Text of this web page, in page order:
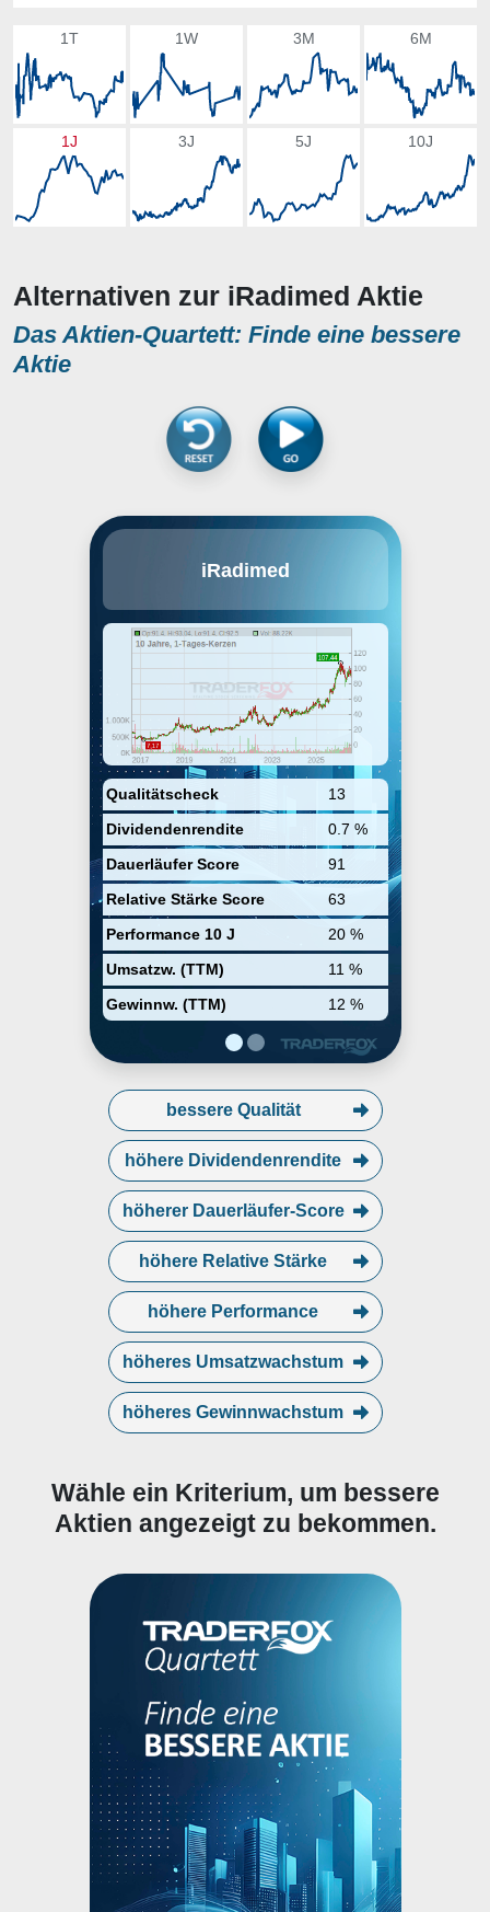
1T 1W 3M 6M
1J 3J 5J 10J
Alternativen zur iRadimed Aktie
Das Aktien-Quartett: Finde eine bessere
Aktie
iRadimed
Qualitätscheck
13
Dividendenrendite
0.7 %
Dauerläufer Score
91
Relative Stärke Score
63
Performance 10 J
20 %
Umsatzw. (TTM)
11 %
Gewinnw. (TTM)
12 %
development, manufacture,
Magnetic Resonance Imaging
compatible medical devices. It
also provides a non-magnetic
Intravenous infusion pump
system that is specifically
designed for use during MRI
procedures. The company was
founded by Roger Susi in July
1992 and is headquartered in
Winter Springs, FL.
bessere Qualität
höhere Dividendenrendite
höherer Dauerläufer-Score
höhere Relative Stärke
höhere Performance
höheres Umsatzwachstum
höheres Gewinnwachstum
Wähle ein Kriterium, um bessere
Aktien angezeigt zu bekommen.